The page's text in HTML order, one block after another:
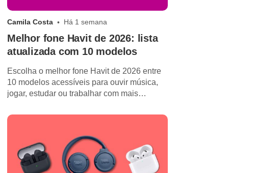
Camila Costa Há 1 semana
Melhor fone Havit de 2026: lista
atualizada com 10 modelos
Escolha o melhor fone Havit de 2026 entre
10 modelos acessíveis para ouvir música,
jogar, estudar ou trabalhar com mais